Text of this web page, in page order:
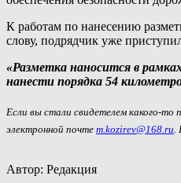
К работам по нанесению
слову, подрядчик уже
«Разметка наносится в
нанести порядка 54
Если вы стали свидетелем какого-
электронной почте m.kozirev@168.ru.
Автор: Редакция